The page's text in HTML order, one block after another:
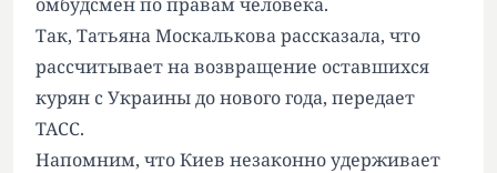
Так, Татьяна Москалькова рассказала, что
рассчитывает на возвращение оставшихся
курян с Украины до нового года, передает
ТАСС.
Напомним, что Киев незаконно удерживает